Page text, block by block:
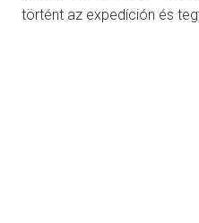
történt az expedíción és